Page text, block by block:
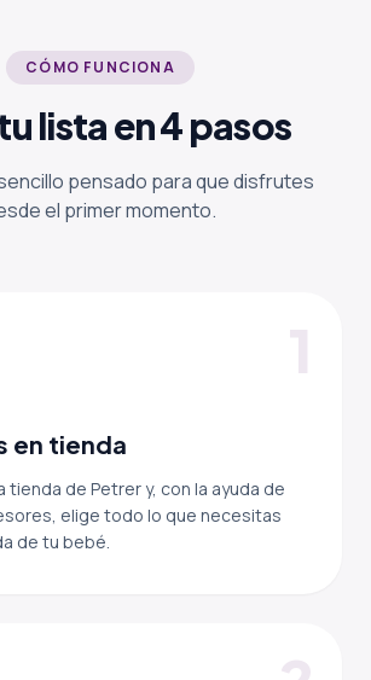
CÓMO FUNCIONA
lista en 4 pasos
pensado para que disfrutes
el primer momento.
1
en tienda
tienda de Petrer y, con la ayuda de
elige todo lo que necesitas
de tu bebé.